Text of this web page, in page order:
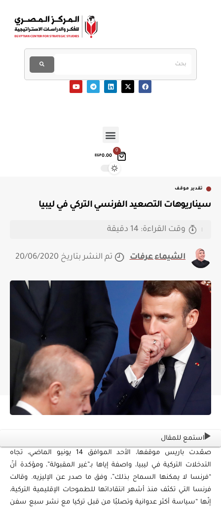
0
EGP0.00
تقدير موقف
سيناريوهات التصعيد الفرنسي التركي في ليبيا
الشيماء عرفات تم النشر بتاريخ 20/06/2020
وقت القراءة: 14 دقيقة
استمع للمقال
صعّدت باريس موقفها، الأحد الموافق 14 يونيو الماضي، تجاه
التدخلات التركية في ليبيا، واصفة إياها بـ”غير المقبولة”، ومؤكدة أنّ
“فرنسا لا يمكنها السماح بذلك”، وفق ما صدر عن الإليزيه. وقالت
فرنسا التي تكثف منذ أشهر انتقاداتها للطموحات الإقليمية التركية،
إنّها “سياسة أكثر عدوانية وتصلبًا من قبل تركيا مع نشر سبع سفن